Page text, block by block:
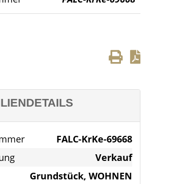
FALC-KrKe-69668
Verkauf
Grundstück, WOHNEN